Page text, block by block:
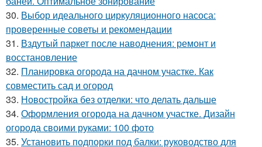
30. Выбор идеального циркуляционного насоса:
проверенные советы и рекомендации
31. Вздутый паркет после наводнения: ремонт и
восстановление
32. Планировка огорода на дачном участке. Как
совместить сад и огород
33. Новостройка без отделки: что делать дальше
34. Оформления огорода на дачном участке. Дизайн
огорода своими руками: 100 фото
35. Установить подпорки под балки: руководство для